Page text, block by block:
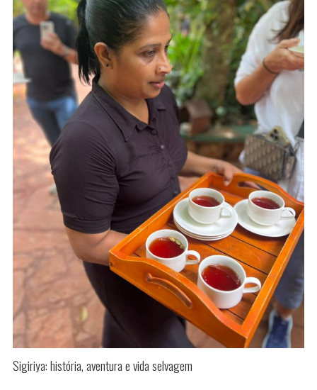
Sigiriya: história, aventura e vida selvagem